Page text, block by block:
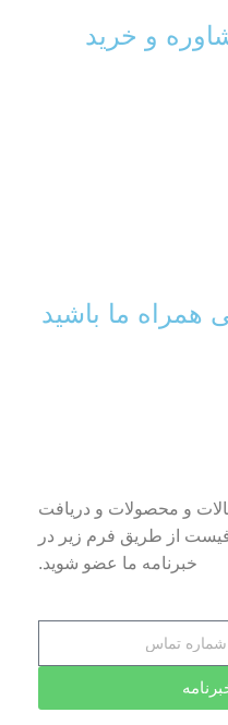
و خرید
همراه ما باشید
و محصولات و دریافت
از طریق فرم زیر در
خبرنامه ما عضو شوید.